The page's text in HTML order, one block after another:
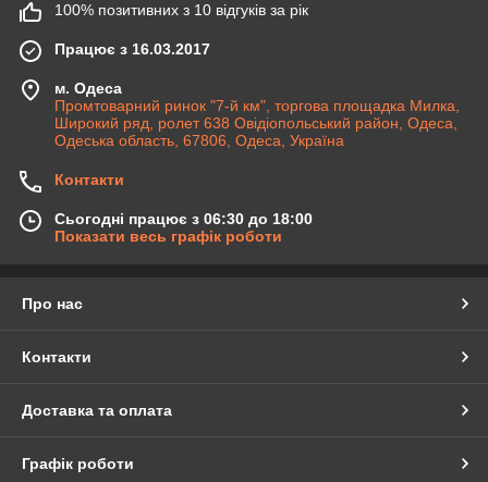
100% позитивних з 10 відгуків за рік
Працює з 16.03.2017
м. Одеса
Промтоварний ринок "7-й км", торгова площадка Милка,
Широкий ряд, ролет 638 Овідіопольський район, Одеса,
Одеська область, 67806, Одеса, Україна
Контакти
Сьогодні працює з 06:30 до 18:00
Показати весь графік роботи
Про нас
Контакти
Доставка та оплата
Графік роботи